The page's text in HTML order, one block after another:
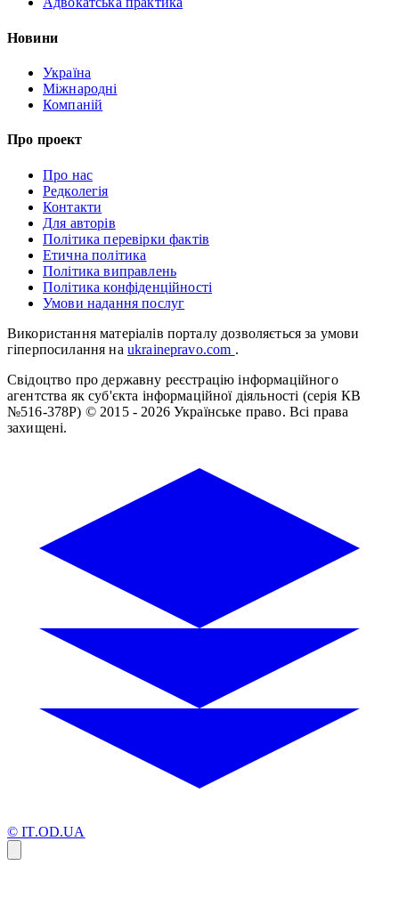
Новини
Україна
Міжнародні
Компаній
Про проект
Про нас
Редколегія
Контакти
Для авторів
Політика перевірки фактів
Етична політика
Політика виправлень
Політика конфіденційності
Умови надання послуг
Використання матеріалів порталу дозволяється за умови
гіперпосилання на ukrainepravo.com .
Свідоцтво про державну реєстрацію інформаційного
агентства як суб'єкта інформаційної діяльності (серія КВ
№516-378Р) © 2015 - 2026 Українське право. Всі права
захищені.
© IT.OD.UA